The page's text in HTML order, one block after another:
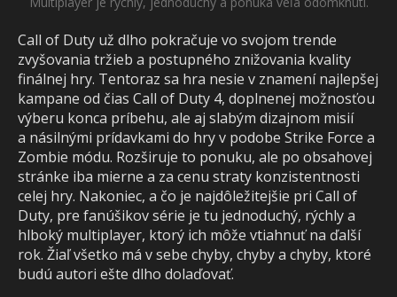
Call of Duty už dlho pokračuje vo svojom trende
zvyšovania tržieb a postupného znižovania kvality
finálnej hry. Tentoraz sa hra nesie v znamení najlepšej
kampane od čias Call of Duty 4, doplnenej možnosťou
výberu konca príbehu, ale aj slabým dizajnom misií
a násilnými prídavkami do hry v podobe Strike Force a
Zombie módu. Rozširuje to ponuku, ale po obsahovej
stránke iba mierne a za cenu straty konzistentnosti
celej hry. Nakoniec, a čo je najdôležitejšie pri Call of
Duty, pre fanúšikov série je tu jednoduchý, rýchly a
hlboký multiplayer, ktorý ich môže vtiahnuť na ďalší
rok. Žiaľ všetko má v sebe chyby, chyby a chyby, ktoré
budú autori ešte dlho dolaďovať.